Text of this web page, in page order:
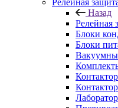
Релейная
Назад
Релейная
Блоки
Блоки